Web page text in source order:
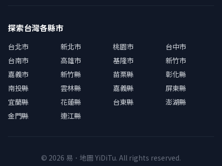
探索台灣各縣市
台北市 新北市 桃園市
台中市
台南市
高雄市 基隆市
新竹市
嘉義市
新竹縣 苗栗縣
彰化縣
南投縣
雲林縣 嘉義縣
屏東縣
宜蘭縣
花蓮縣 台東縣
澎湖縣
金門縣
連江縣
© 2026 易．地圖 YiDiTu. All rights reserved.